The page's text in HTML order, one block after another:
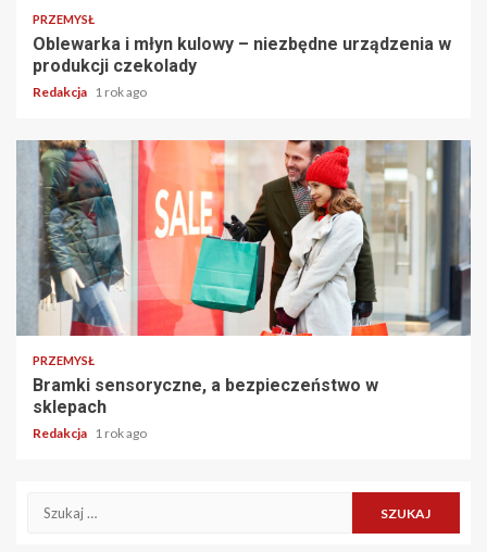
PRZEMYSŁ
Oblewarka i młyn kulowy – niezbędne urządzenia w
produkcji czekolady
Redakcja 1 rok ago
PRZEMYSŁ
Bramki sensoryczne, a bezpieczeństwo w
sklepach
Redakcja 1 rok ago
Szukaj: